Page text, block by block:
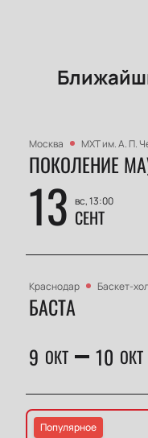
Москва МХТ им. А. П.
ПОКОЛЕНИЕ
13 вс, 13:00
СЕНТ
Краснодар Баскет-
БАСТА
9 ОКТ 10 ОКТ
Популярное